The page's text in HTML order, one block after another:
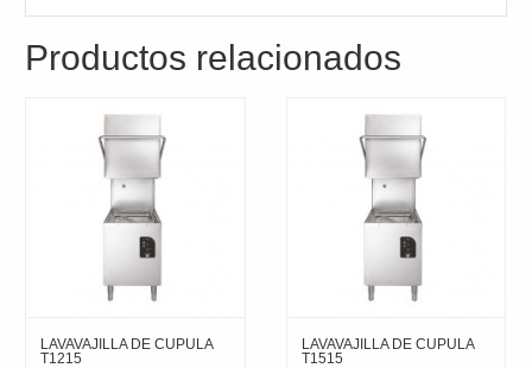
Productos relacionados
LAVAVAJILLA DE CUPULA
T1215
LAVAVAJILLA DE CUPULA
T1515